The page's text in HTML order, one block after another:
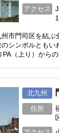
アクセス
市門司区を結ぶ
シンボルともい
（上り）からの
北九州
住所